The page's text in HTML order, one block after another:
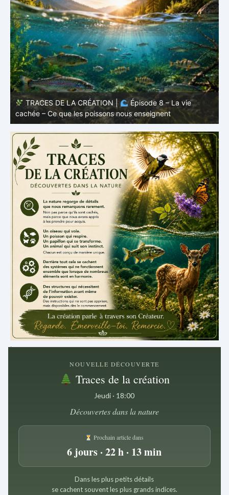
TRACES DE LA CRÉATION |
Épisode 7: La vie cachée
– Pourquoi les poissons restent des poissons
.
NOUVELLE DÉCOUVERTE
Traces de la création
Jeudi · 18:00
Découvertes dans la nature
Prochain article dans
6 jours · 22 h · 13 min
Dans les plus petits détails
se cachent souvent les plus grands indices.